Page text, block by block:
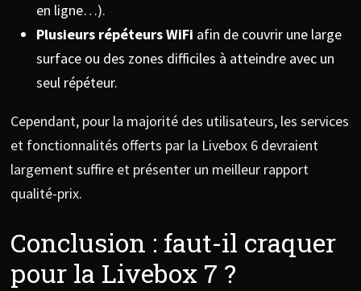
en ligne…).
Plusieurs répéteurs WiFi afin de couvrir une large
surface ou des zones difficiles à atteindre avec un
seul répéteur.
Cependant, pour la majorité des utilisateurs, les services
et fonctionnalités offerts par la Livebox 6 devraient
largement suffire et présenter un meilleur rapport
qualité-prix.
Conclusion : faut-il craquer
pour la Livebox 7 ?